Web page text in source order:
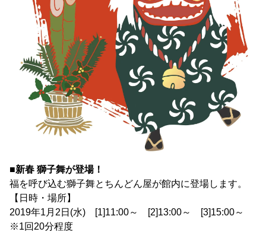
■新春 獅子舞が登場！
福を呼び込む獅子舞とちんどん屋が館内に登場します。
【日時・場所】
2019年1月2日(水) [1]11:00～ [2]13:00～ [3]15:00～
※1回20分程度